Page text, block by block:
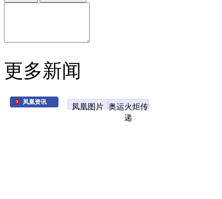
更多新闻
凤凰资讯
凤凰图片 奥运火炬传
递